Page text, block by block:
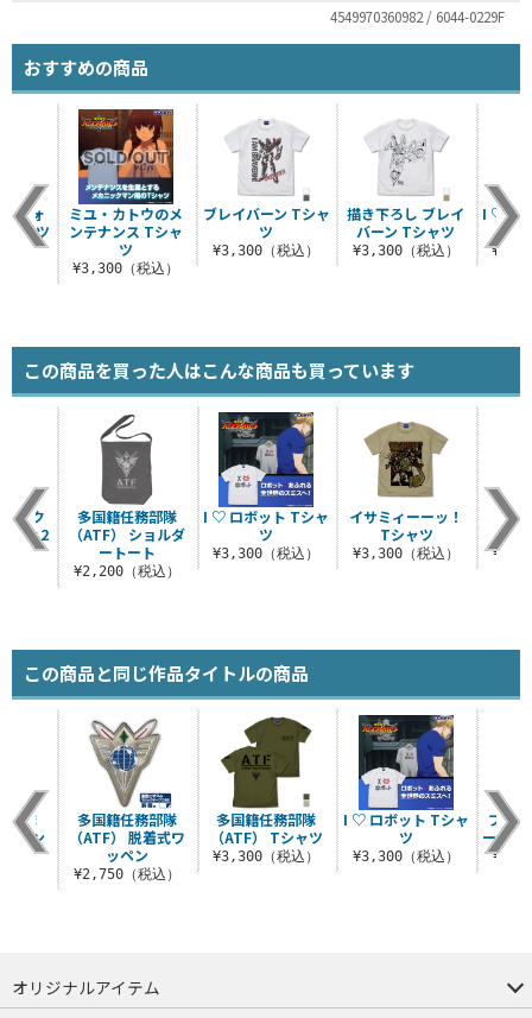
4549970360982 / 6044-0229F
おすすめの商品
ブレイバーン Tシャ
ツ
¥3,300（税込）
描き下ろし ブレイ
バーン Tシャツ
¥3,300（税込）
I ♡ ロ
ウォ
シャツ
込）
ミユ・カトウのメ
ンテナンス Tシャ
ツ
¥3,300（税込）
この商品を買った人はこんな商品も買っています
I ♡ ロボット Tシャ
ツ
¥3,300（税込）
イサミィーーッ！
Tシャツ
¥3,300（税込）
多国
（
アク
Ver.2
込）
多国籍任務部隊
（ATF） ショルダ
ートート
¥2,200（税込）
この商品と同じ作品タイトルの商品
多国籍任務部隊
（ATF） Tシャツ
¥3,300（税込）
I ♡ ロボット Tシャ
ツ
¥3,300（税込）
ブレ
ールア
部隊
ペン
込）
多国籍任務部隊
（ATF） 脱着式ワ
ッペン
¥2,750（税込）
オリジナルアイテム